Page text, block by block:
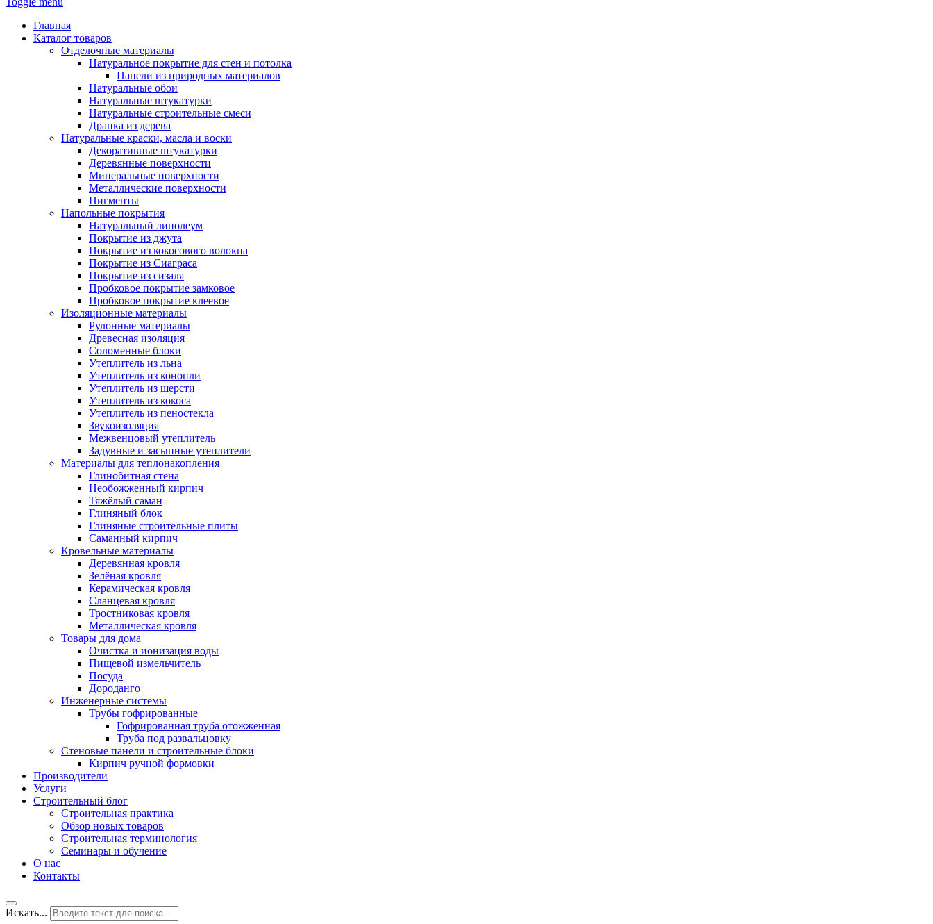
Главная
Каталог товаров
Отделочные материалы
Натуральное покрытие для стен и потолка
Панели из природных материалов
Натуральные обои
Натуральные штукатурки
Натуральные строительные смеси
Дранка из дерева
Натуральные краски, масла и воски
Декоративные штукатурки
Деревянные поверхности
Минеральные поверхности
Металлические поверхности
Пигменты
Напольные покрытия
Натуральный линолеум
Покрытие из джута
Покрытие из кокосового волокна
Покрытие из Сиаграса
Покрытие из сизаля
Пробковое покрытие замковое
Пробковое покрытие клеевое
Изоляционные материалы
Рулонные материалы
Древесная изоляция
Соломенные блоки
Утеплитель из льна
Утеплитель из конопли
Утеплитель из шерсти
Утеплитель из кокоса
Утеплитель из пеностекла
Звукоизоляция
Межвенцовый утеплитель
Задувные и засыпные утеплители
Материалы для теплонакопления
Глинобитная стена
Необожженный кирпич
Тяжёлый саман
Глиняный блок
Глиняные строительные плиты
Саманный кирпич
Кровельные материалы
Деревянная кровля
Зелёная кровля
Керамическая кровля
Сланцевая кровля
Тростниковая кровля
Металлическая кровля
Товары для дома
Очистка и ионизация воды
Пищевой измельчитель
Посуда
Дороданго
Инженерные системы
Трубы гофрированные
Гофрированная труба отожженная
Труба под развальцовку
Стеновые панели и строительные блоки
Кирпич ручной формовки
Производители
Услуги
Строительный блог
Строительная практика
Обзор новых товаров
Строительная терминология
Семинары и обучение
О нас
Контакты
Искать...